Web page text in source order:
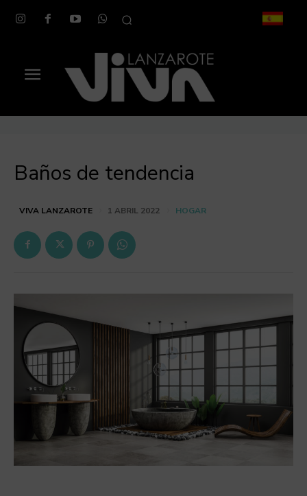
Baños de tendencia
VIVA LANZAROTE 1 ABRIL 2022 HOGAR